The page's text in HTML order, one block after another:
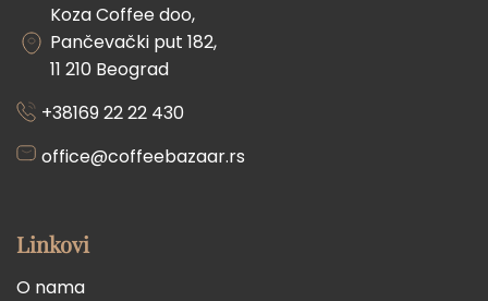
Koza Coffee doo,
Pančevački put 182,
11 210 Beograd
+38169 22 22 430
office@coffeebazaar.rs
Linkovi
O nama